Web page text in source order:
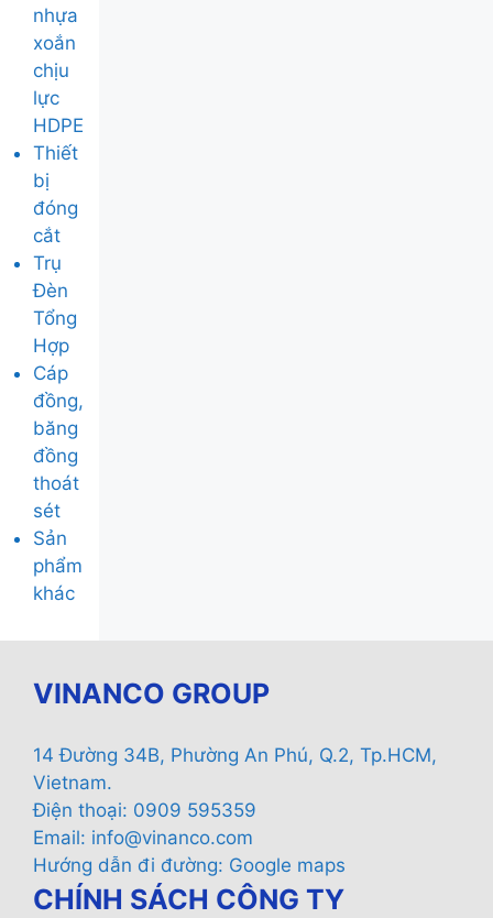
nhựa
xoắn
chịu
lực
HDPE
Thiết
bị
đóng
cắt
Trụ
Đèn
Tổng
Hợp
Cáp
đồng,
băng
đồng
thoát
sét
Sản
phẩm
khác
VINANCO GROUP
14 Đường 34B, Phường An Phú, Q.2, Tp.HCM,
Vietnam.
Điện thoại: 0909 595359
Email: info@vinanco.com
Hướng dẫn đi đường: Google maps
CHÍNH SÁCH CÔNG TY